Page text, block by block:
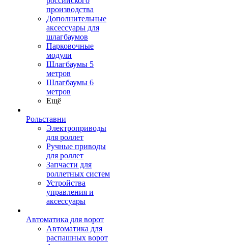
производства
Дополнительные
аксессуары для
шлагбаумов
Парковочные
модули
Шлагбаумы 5
метров
Шлагбаумы 6
метров
Ещё
Рольставни
Электроприводы
для роллет
Ручные приводы
для роллет
Запчасти для
роллетных систем
Устройства
управления и
аксессуары
Автоматика для ворот
Автоматика для
распашных ворот